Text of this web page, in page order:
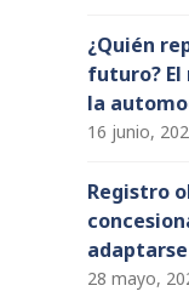
¿Quién
futuro?
la
16 junio,
Registro
28 mayo,